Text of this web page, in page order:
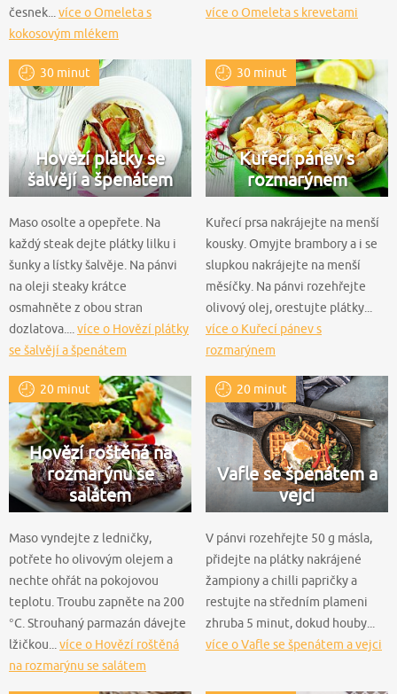
česnek...více o Omeleta s
kokosovým mlékem
více o Omeleta s krevetami
30 minut
Hovězí plátky se
šalvějí a špenátem
Maso osolte a opepřete. Na
každý steak dejte plátky lilku i
šunky a lístky šalvěje. Na pánvi
na oleji steaky krátce
osmahněte z obou stran
dozlatova.... více o Hovězí plátky
se šalvějí a špenátem
30 minut
Kuřecí pánev s
rozmarýnem
Kuřecí prsa nakrájejte na menší
kousky. Omyjte brambory a i se
slupkou nakrájejte na menší
měsíčky. Na pánvi rozehřejte
olivový olej, orestujte plátky...
více o Kuřecí pánev s
rozmarýnem
20 minut
Hovězí roštěná na
rozmarýnu se
salátem
Maso vyndejte z ledničky,
potřete ho olivovým olejem a
nechte ohřát na pokojovou
teplotu. Troubu zapněte na 200
°C. Strouhaný parmazán dávejte
lžičkou... více o Hovězí roštěná
na rozmarýnu se salátem
20 minut
Vafle se špenátem a
vejci
V pánvi rozehřejte 50 g másla,
přidejte na plátky nakrájené
žampiony a chilli papričky a
restujte na středním plameni
zhruba 5 minut, dokud houby...
více o Vafle se špenátem a vejci